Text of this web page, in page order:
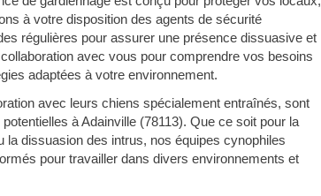
à votre disposition des agents de sécurité
régulières pour assurer une présence dissuasive et
avec vous pour comprendre vos besoins
adaptées à votre environnement.
avec leurs chiens spécialement entraînés, sont
à Adainville (78113). Que ce soit pour la
dissuasion des intrus, nos équipes cynophiles
pour travailler dans divers environnements et